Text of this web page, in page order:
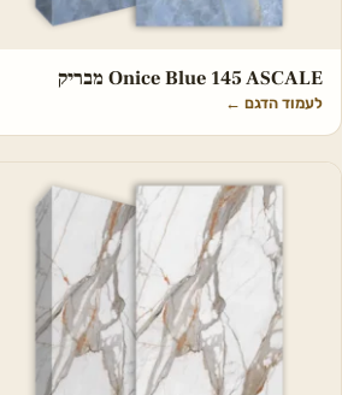
Onice Blue 145 ASCALE מבריק
לעמוד הדגם ←